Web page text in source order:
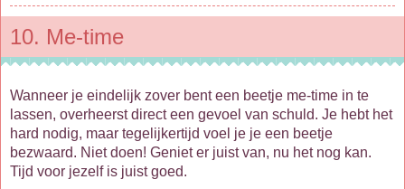
10. Me-time
Wanneer je eindelijk zover bent een beetje me-time in te
lassen, overheerst direct een gevoel van schuld. Je hebt het
hard nodig, maar tegelijkertijd voel je je een beetje
bezwaard. Niet doen! Geniet er juist van, nu het nog kan.
Tijd voor jezelf is juist goed.